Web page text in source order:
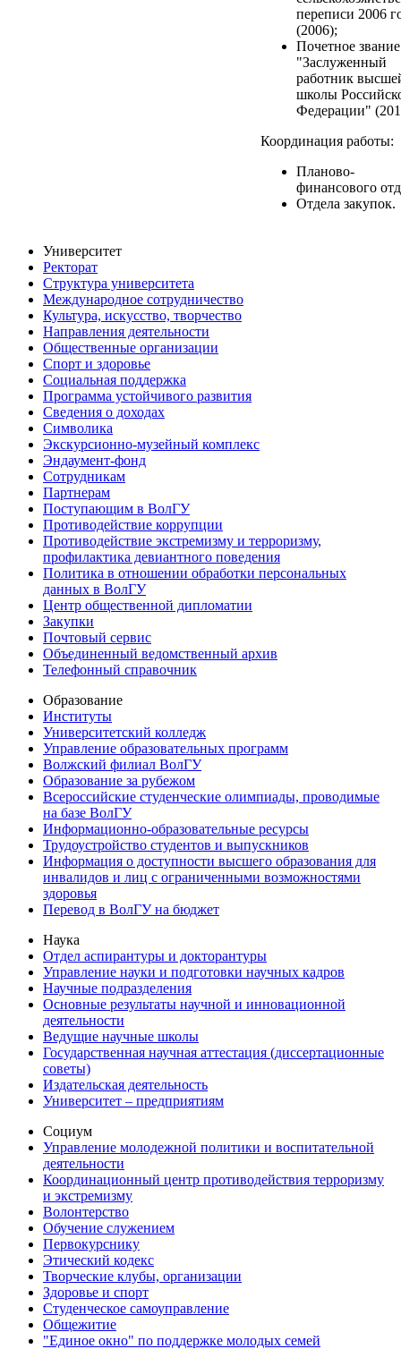
переписи 2006
(2006);
Почетное звание
"Заслуженный
работник
школы
Федерации"
Координация работы:
Планово-
финансового
Отдела закупок.
Университет
Ректорат
Структура университета
Международное сотрудничество
Культура, искусство, творчество
Направления деятельности
Общественные организации
Спорт и здоровье
Социальная поддержка
Программа устойчивого развития
Сведения о доходах
Символика
Экскурсионно-музейный комплекс
Эндаумент-фонд
Сотрудникам
Партнерам
Поступающим в ВолГУ
Противодействие коррупции
Противодействие экстремизму и терроризму,
профилактика девиантного поведения
Политика в отношении обработки персональных
данных в ВолГУ
Центр общественной дипломатии
Закупки
Почтовый сервис
Объединенный ведомственный архив
Телефонный справочник
Образование
Институты
Университетский колледж
Управление образовательных программ
Волжский филиал ВолГУ
Образование за рубежом
Всероссийские студенческие олимпиады, проводимые
на базе ВолГУ
Информационно-образовательные ресурсы
Трудоустройство студентов и выпускников
Информация о доступности высшего образования для
инвалидов и лиц с ограниченными возможностями
здоровья
Перевод в ВолГУ на бюджет
Наука
Отдел аспирантуры и докторантуры
Управление науки и подготовки научных кадров
Научные подразделения
Основные результаты научной и инновационной
деятельности
Ведущие научные школы
Государственная научная аттестация (диссертационные
советы)
Издательская деятельность
Университет – предприятиям
Социум
Управление молодежной политики и воспитательной
деятельности
Координационный центр противодействия терроризму
и экстремизму
Волонтерство
Обучение служением
Первокурснику
Этический кодекс
Творческие клубы, организации
Здоровье и спорт
Студенческое самоуправление
Общежитие
"Единое окно" по поддержке молодых семей